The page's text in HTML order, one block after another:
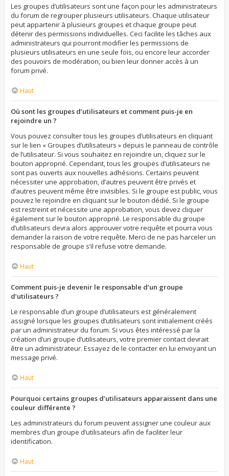
Les groupes d’utilisateurs sont une façon pour les administrateurs
du forum de regrouper plusieurs utilisateurs. Chaque utilisateur
peut appartenir à plusieurs groupes et chaque groupe peut
détenir des permissions individuelles. Ceci facilite les tâches aux
administrateurs qui pourront modifier les permissions de
plusieurs utilisateurs en une seule fois, ou encore leur accorder
des pouvoirs de modération, ou bien leur donner accès à un
forum privé.
Haut
Où sont les groupes d’utilisateurs et comment puis-je en
rejoindre un ?
Vous pouvez consulter tous les groupes d’utilisateurs en cliquant
sur le lien « Groupes d’utilisateurs » depuis le panneau de contrôle
de l’utilisateur. Si vous souhaitez en rejoindre un, cliquez sur le
bouton approprié. Cependant, tous les groupes d’utilisateurs ne
sont pas ouverts aux nouvelles adhésions. Certains peuvent
nécessiter une approbation, d’autres peuvent être privés et
d’autres peuvent même être invisibles. Si le groupe est public, vous
pouvez le rejoindre en cliquant sur le bouton dédié. Si le groupe
est restreint et nécessite une approbation, vous devez cliquer
également sur le bouton approprié. Le responsable du groupe
d’utilisateurs devra alors approuver votre requête et pourra vous
demander la raison de votre requête. Merci de ne pas harceler un
responsable de groupe s’il refuse votre demande.
Haut
Comment puis-je devenir le responsable d’un groupe
d’utilisateurs ?
Le responsable d’un groupe d’utilisateurs est généralement
assigné lorsque les groupes d’utilisateurs sont initialement créés
par un administrateur du forum. Si vous êtes intéressé par la
création d’un groupe d’utilisateurs, votre premier contact devrait
être un administrateur. Essayez de le contacter en lui envoyant un
message privé.
Haut
Pourquoi certains groupes d’utilisateurs apparaissent dans une
couleur différente ?
Les administrateurs du forum peuvent assigner une couleur aux
membres d’un groupe d’utilisateurs afin de faciliter leur
identification.
Haut